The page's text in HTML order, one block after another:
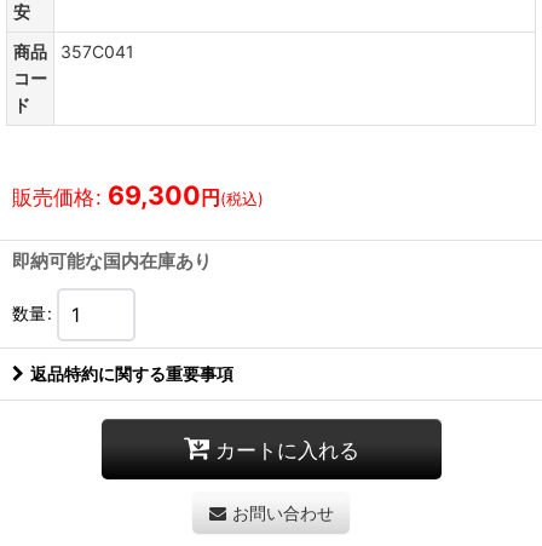
安
商品
コー
ド
357C041
販売価格: 69,300 円 (税込)
即納可能な国内在庫あり
数量:
返品特約に関する重要事項
カートに入れる
お問い合わせ